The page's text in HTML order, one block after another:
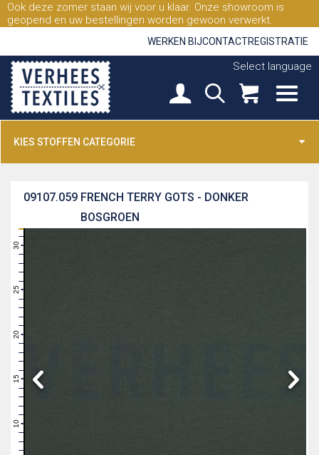
Ook deze zomer staan wij voor u klaar. Onze showroom is
geopend en uw bestellingen worden gewoon verwerkt.
WERKEN BIJCONTACTREGISTRATIE
Select language
KIES STOFFEN CATEGORIE
FRENCH TERRY GOTS - DONKER
BOSGROEN
09107.059
11
16
21
26